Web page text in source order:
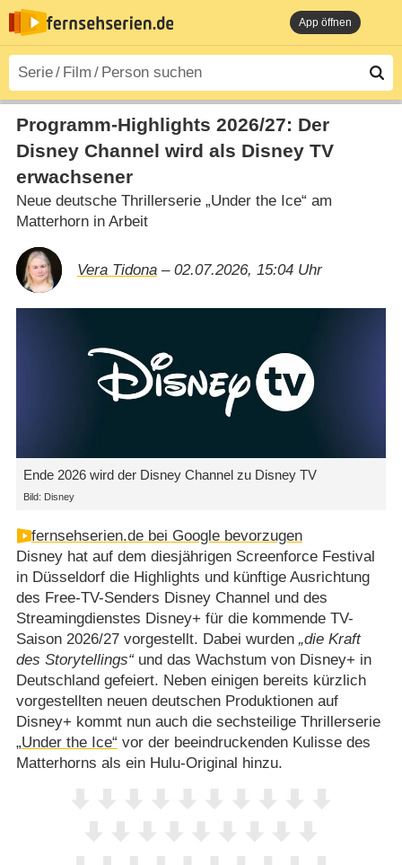
App öffnen
Programm-Highlights 2026/​27: Der
Disney Channel wird als Disney TV
erwachsener
Neue deutsche Thrillerserie „Under the Ice“ am
Matterhorn in Arbeit
Vera Tidona– 02.07.2026, 15:04 Uhr
Ende 2026 wird der Disney Channel zu Disney TV
Bild: Disney
fernsehserien.de bei Google bevorzugen
Disney hat auf dem diesjährigen Screenforce Festival
in Düsseldorf die Highlights und künftige Ausrichtung
des Free-TV-Senders Disney Channel und des
Streamingdienstes Disney+ für die kommende TV-
Saison 2026/​27 vorgestellt. Dabei wurden die Kraft
des Storytellings und das Wachstum von Disney+ in
Deutschland gefeiert. Neben einigen bereits kürzlich
vorgestellten neuen deutschen Produktionen auf
Disney+ kommt nun auch die sechsteilige Thrillerserie
„Under the Ice“ vor der beeindruckenden Kulisse des
Matterhorns als ein Hulu-Original hinzu.